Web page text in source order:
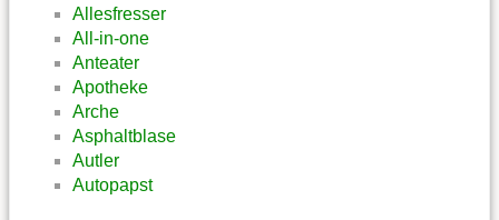
Allesfresser
All-in-one
Anteater
Apotheke
Arche
Asphaltblase
Autler
Autopapst